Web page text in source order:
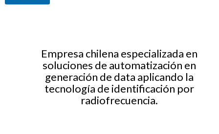
Empresa chilena especializada en
soluciones de automatización en
generación de data aplicando la
tecnología de identificación por
radiofrecuencia.